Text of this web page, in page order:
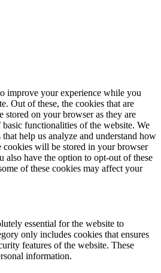
improve your experience while you
Out of these, the cookies that are
stored on your browser as they are
functionalities of the website. We
help us analyze and understand how
cookies will be stored in your browser
also have the option to opt-out of these
of these cookies may affect your
essential for the website to
only includes cookies that ensures
features of the website. These
information.